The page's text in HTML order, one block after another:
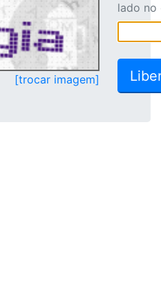
[trocar imagem]
lado no